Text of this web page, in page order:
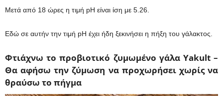
Μετά από 18 ώρες η τιμή pH είναι ίση με 5.26.
Εδώ σε αυτήν την τιμή pH έχει ήδη ξεκινήσει η πήξη του γάλακτος.
Φτιάχνω το προβιοτικό ζυμωμένο γάλα Yakult –
Θα αφήσω την ζύμωση να προχωρήσει χωρίς να
θραύσω το πήγμα